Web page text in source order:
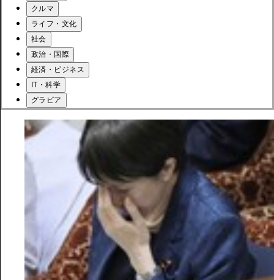
クルマ
ライフ・文化
社会
政治・国際
経済・ビジネス
IT・科学
グラビア